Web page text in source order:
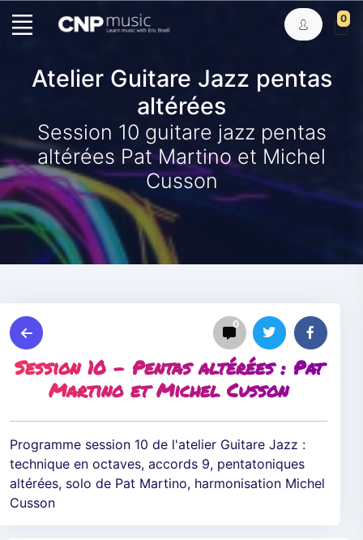
0
Atelier Guitare Jazz pentas
altérées
Session 10 guitare jazz pentas
altérées Pat Martino et Michel
Cusson
0
Session 10 - Pentas altérées : Pat
Martino et Michel Cusson
Programme session 10 de l'atelier Guitare Jazz :
technique en octaves, accords 9, pentatoniques
altérées, solo de Pat Martino, harmonisation Michel
Cusson